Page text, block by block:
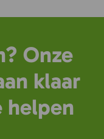
Onze
klaar
helpen